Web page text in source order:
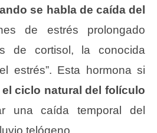
se habla de caída del
de estrés prolongado
de cortisol, la conocida
estrés”. Esta hormona si
el ciclo natural del folículo
una caída temporal del
telógeno.